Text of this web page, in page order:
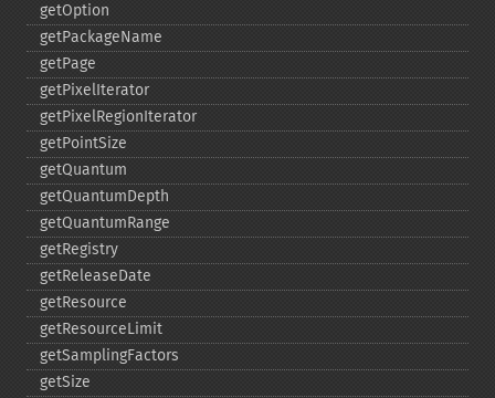
getOption
getPackageName
getPage
getPixelIterator
getPixelRegionIterator
getPointSize
getQuantum
getQuantumDepth
getQuantumRange
getRegistry
getReleaseDate
getResource
getResourceLimit
getSamplingFactors
getSize